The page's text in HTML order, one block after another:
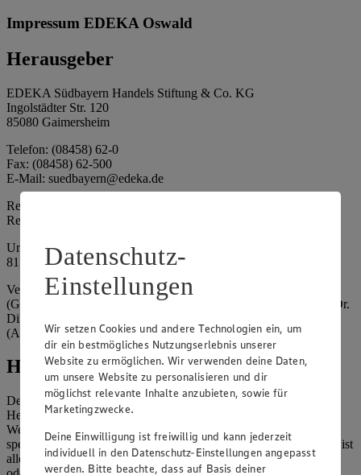
Impressum EDEKA Oswald
Herausgeber
EDEKA Südbayern Handels Stiftung & Co. KG
Ingolstädter Str. 120
85080 Gaimersheim
Telefon: (08458) 62-0
Fax: (08458) 62-500
E-Mail: suedbayern@edeka.de
Registergericht: Amtsgericht Ingolstadt
Registernummer: HRA 3325
Umsatzsteuer-Identifikationsnummer gem. § 27a UStG: DE
815764015
Vertretungsberechtigte: EDEKA Südbayern Handelsstiftung
(Gesellschafter), Claus Hollinger (Vorstandsmitglied, Sprecher), Dr.
Dirk Eßmann (Vorstandsmitglied), Leo Schwaiberger
(Aufsichtsratsvorsitzender)
Hinweise
Der Inhalt dieser Website ist urheberrechtlich geschützt. Der
Herausgeber gewährt Ihnen jedoch das Recht, den auf dieser
Website bereitgestellten Text ganz oder ausschnittsweise zu
speichern und zu vervielfältigen. Aus Gründen des Urheberrechts ist
allerdings die Speicherung und Vervielfältigung von Bildmaterial
Datenschutz-
Einstellungen
Wir setzen Cookies und andere Technologien ein, um
dir ein bestmögliches Nutzungserlebnis unserer
Website zu ermöglichen. Wir verwenden deine Daten,
um unsere Website zu personalisieren und dir
möglichst relevante Inhalte anzubieten, sowie für
Marketingzwecke.
Deine Einwilligung ist freiwillig und kann jederzeit
individuell in den Datenschutz-Einstellungen angepasst
werden. Bitte beachte, dass auf Basis deiner